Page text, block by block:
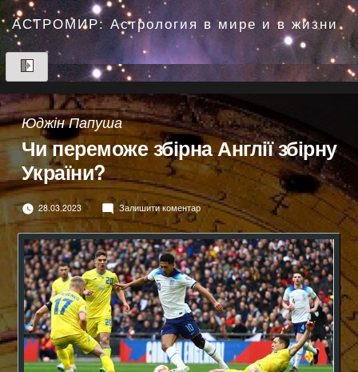
Перейти
до
вмісту
АСТРОМИР: Астрология в мире и в жизни
Юджін Папуша
Чи переможе збірна Англії збірну
України?
28.03.2023 Залишити коментардо
переможе
збірна
Англії
збірну
України?